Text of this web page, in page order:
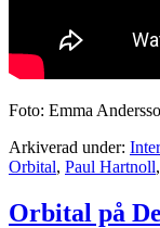
Foto: Emma
Arkiverad under:
Orbital, Paul Hartnoll,
Orbital på